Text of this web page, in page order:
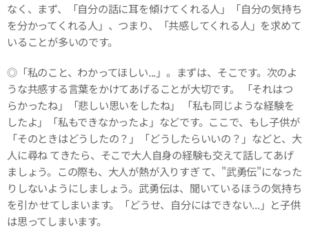
なく、まず、「自分の話に耳を傾けてくれる人」「自分の気持ち
を分かってくれる人」、つまり、「共感してくれる人」を求めて
いることが多いのです。
◎「私のこと、わかってほしい...」。まずは、そこです。次のよ
うな共感する言葉をかけてあげることが大切です。 「それはつ
らかったね」「悲しい思いをしたね」 「私も同じような経験を
したよ」「私もできなかったよ」などです。ここで、もし子供が
「そのときはどうしたの？」「どうしたらいいの？」などと、大
人に尋ね てきたら、そこで大人自身の経験も交えて話してあげ
ましょう。この際も、大人が熱が入りすぎ て、"武勇伝"になった
りしないようにしましょう。武勇伝は、聞いているほうの気持ち
を引か せてしまいます。「どうせ、自分にはできない...」と子供
は思ってしまいます。